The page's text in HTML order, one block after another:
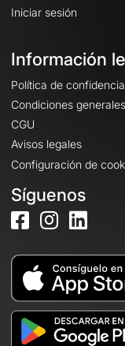
Iniciar sesión
Información
Política de
Condiciones
CGU
Avisos legales
Configuración de
Síguenos